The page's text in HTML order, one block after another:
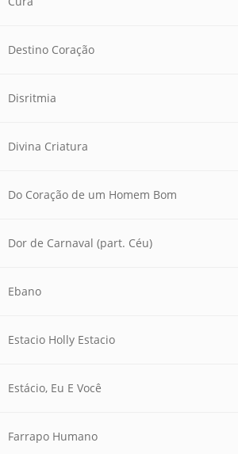
Destino Coração
Disritmia
Divina Criatura
Do Coração de um Homem Bom
Dor de Carnaval (part. Céu)
Ebano
Estacio Holly Estacio
Estácio, Eu E Você
Farrapo Humano